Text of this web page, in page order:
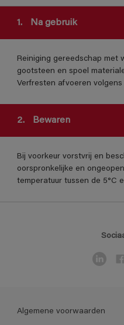
1. Na gebruik
Reiniging gereedschap met
gootsteen en spoel
Verfresten afvoeren
2. Bewaren
Bij voorkeur vorstvrij en
oorspronkelijke en
temperatuur tussen de 5°C
Algemene voorwaarden